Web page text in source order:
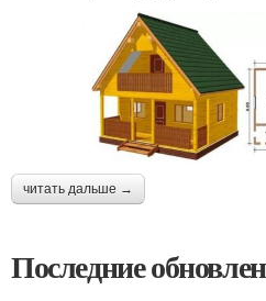
читать дальше →
Последние